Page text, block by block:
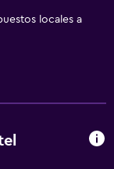
locales a